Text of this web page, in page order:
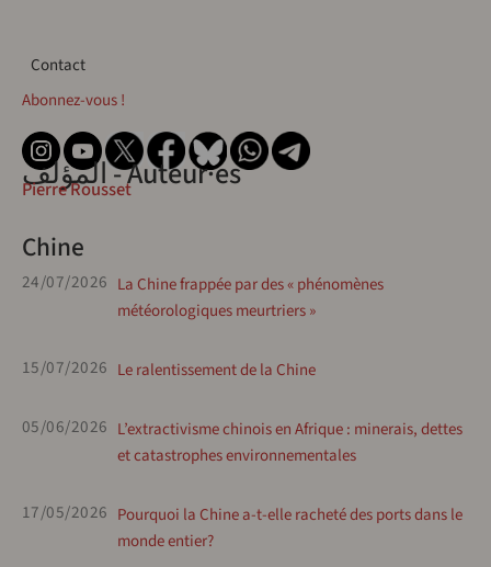
Contact
Contact
Abonnez-vous !
المؤلف - Auteur·esPierre Rousset
Chine
24/07/2026 La Chine frappée par des « phénomènes
météorologiques meurtriers »
15/07/2026 Le ralentissement de la Chine
05/06/2026 L’extractivisme chinois en Afrique : minerais, dettes
et catastrophes environnementales
17/05/2026 Pourquoi la Chine a-t-elle racheté des ports dans le
monde entier?